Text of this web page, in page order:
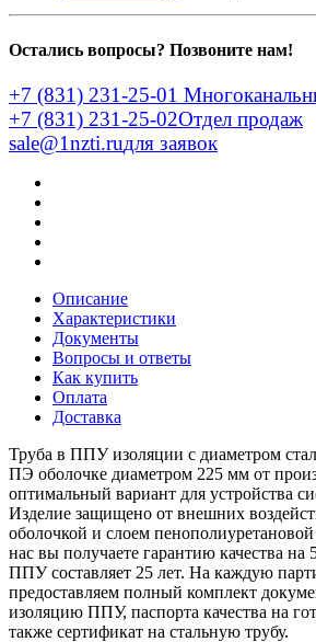
Остались вопросы? Позвоните нам!
+7 (831) 231-25-01
+7 (831) 231-25-02Отдел продаж
sale@1nzti.ruдля заявок
Описание
Характеристики
Документы
Вопросы и ответы
Как купить
Оплата
Доставка
Труба в ППУ изоляции с диаметром
ПЭ оболочке диаметром 225 мм от
оптимальный вариант для устройства
Изделие защищено от внешних
оболочкой и слоем
нас вы получаете гарантию качества на
ППУ составляет 25 лет. На каждую
предоставляем полный комплект
изоляцию ППУ, паспорта качества на
также сертификат на стальную трубу.